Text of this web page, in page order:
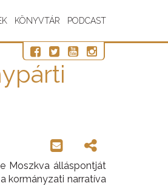
KÖNYVTÁR PODCAST
Moszkva álláspontját
kormányzati narratíva